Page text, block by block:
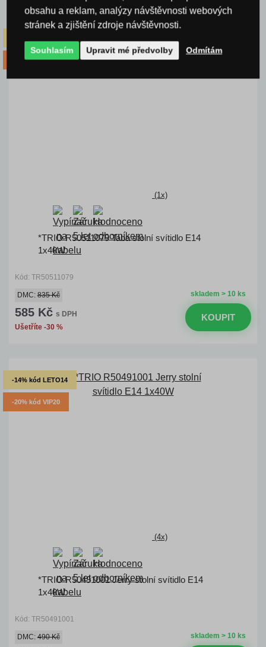
-20% kód VIP20
DOPRAVA
(1x)
*TRIO R50511079 Taba stolní svítidlo E14
1x40W
Kód: TR50511079
skladem > 10 ks
DMC: 835 Kč
585 Kč s DPH
Ušetříte -30 %
KOUPIT
-14% kód LETO14
-20% kód VIP20
(4x)
*TRIO R50491001 Jerry stolní svítidlo E14
1x40W
Kód: TR50491001
skladem > 10 ks
DMC: 490 Kč
obsahu a reklam, analýzy návštěvnosti webových
stránek a zjištění zdroje návštěvnosti.
Souhlasím Upravit mé předvolby Odmítám